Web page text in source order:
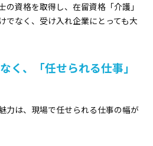
資格を取得し、在留資格「介護」
でなく、受け入れ企業にとっても大
く、「任せられる仕事」
力は、現場で任せられる仕事の幅が